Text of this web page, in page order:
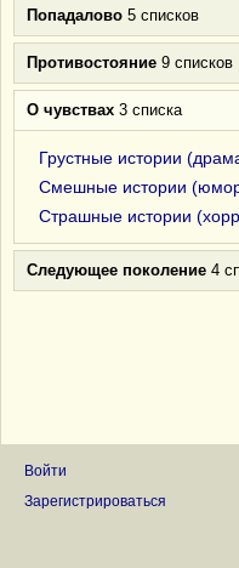
Попадалово 5 списков
Противостояние 9 списков
О чувствах 3 списка
Грустные истории
Смешные истории
Страшные истории
Следующее поколение 4
Войти
Зарегистрироваться